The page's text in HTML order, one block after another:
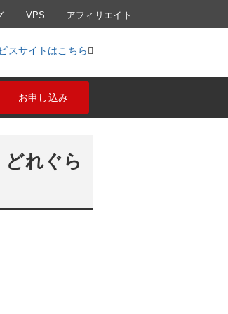
VPS アフィリエイト
スサイトはこちら
お申し込み
れぐら